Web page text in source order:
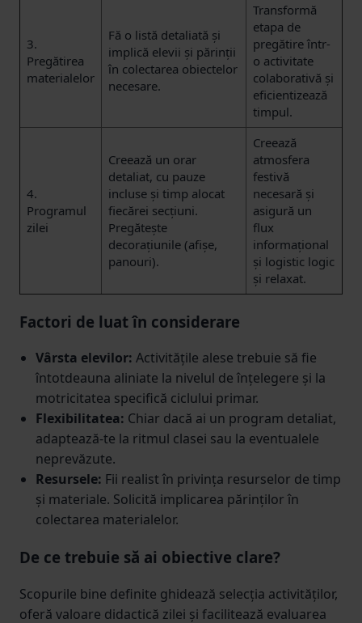
3.
Pregătirea
materialelor
Fă o listă detaliată și
implică elevii și părinții
în colectarea obiectelor
necesare.
Transformă
etapa de
pregătire într-
o activitate
colaborativă și
eficientizează
timpul.
4.
Programul
zilei
Creează un orar
detaliat, cu pauze
incluse și timp alocat
fiecărei secțiuni.
Pregătește
decorațiunile (afișe,
panouri).
Creează
atmosfera
festivă
necesară și
asigură un
flux
informațional
și logistic logic
și relaxat.
Factori de luat în considerare
Vârsta elevilor: Activitățile alese trebuie să fie
întotdeauna aliniate la nivelul de înțelegere și la
motricitatea specifică ciclului primar.
Flexibilitatea: Chiar dacă ai un program detaliat,
adaptează-te la ritmul clasei sau la eventualele
neprevăzute.
Resursele: Fii realist în privința resurselor de timp
și materiale. Solicită implicarea părinților în
colectarea materialelor.
De ce trebuie să ai obiective clare?
Scopurile bine definite ghidează selecția activităților,
oferă valoare didactică zilei și facilitează evaluarea